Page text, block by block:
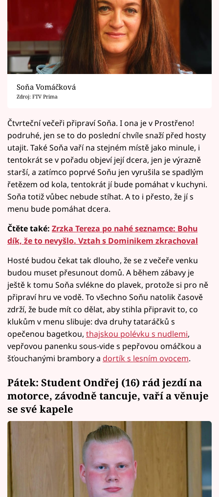
Soňa Vomáčková
Zdroj: FTV Prima
Čtvrteční večeři připraví Soňa. I ona je v Prostřeno!
podruhé, jen se to do poslední chvíle snaží před hosty
utajit. Také Soňa vaří na stejném místě jako minule, i
tentokrát se v pořadu objeví její dcera, jen je výrazně
starší, a zatímco poprvé Soňu jen vyrušila se spadlým
řetězem od kola, tentokrát jí bude pomáhat v kuchyni.
Soňa totiž vůbec nebude stíhat. A to i přesto, že jí s
menu bude pomáhat dcera.
Čtěte také: Zrzka Tereza po nahé seznamce: Bohu
dík, že to nevyšlo. Vztah s Dominikem zkrachoval
Hosté budou čekat tak dlouho, že se z večeře venku
budou muset přesunout domů. A během zábavy je
ještě k tomu Soňa svlékne do plavek, protože si pro ně
připraví hru ve vodě. To všechno Soňu natolik časově
zdrží, že bude mít co dělat, aby stihla připravit to, co
klukům v menu slibuje: dva druhy tataráčků s
opečenou bagetkou, thajskou polévku s nudlemi,
vepřovou panenku sous-vide s pepřovou omáčkou a
šťouchanými brambory a dortík s lesním ovocem.
Pátek: Student Ondřej (16) rád jezdí na
motorce, závodně tancuje, vaří a věnuje
se své kapele